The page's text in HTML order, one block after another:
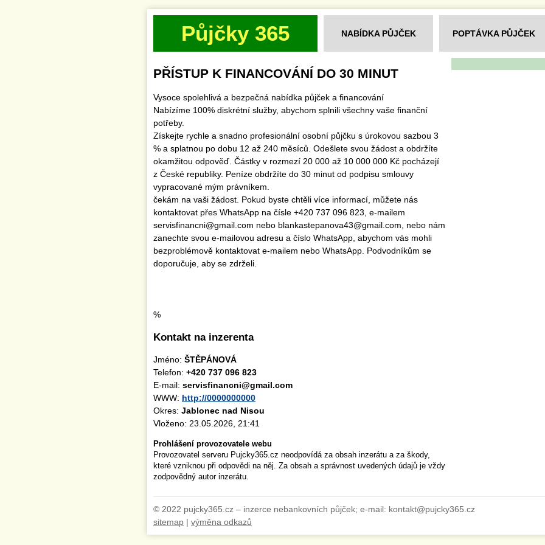
Půjčky 365 NABÍDKA PŮJČEK POPTÁVKA PŮJČEK
PŘÍSTUP K FINANCOVÁNÍ DO 30 MINUT
Vysoce spolehlivá a bezpečná nabídka půjček a financování
Nabízíme 100% diskrétní služby, abychom splnili všechny vaše finanční
potřeby.
Získejte rychle a snadno profesionální osobní půjčku s úrokovou sazbou 3
% a splatnou po dobu 12 až 240 měsíců. Odešlete svou žádost a obdržíte
okamžitou odpověď. Částky v rozmezí 20 000 až 10 000 000 Kč pocházejí
z České republiky. Peníze obdržíte do 30 minut od podpisu smlouvy
vypracované mým právníkem.
čekám na vaši žádost. Pokud byste chtěli více informací, můžete nás
kontaktovat přes WhatsApp na čísle +420 737 096 823, e-mailem
servisfinancni@gmail.com nebo blankastepanova43@gmail.com, nebo nám
zanechte svou e-mailovou adresu a číslo WhatsApp, abychom vás mohli
bezproblémově kontaktovat e-mailem nebo WhatsApp. Podvodníkům se
doporučuje, aby se zdrželi.
%
Kontakt na inzerenta
Jméno: ŠTĚPÁNOVÁ
Telefon: +420 737 096 823
E-mail: servisfinancni@gmail.com
WWW: http://0000000000
Okres: Jablonec nad Nisou
Vloženo: 23.05.2026, 21:41
Prohlášení provozovatele webu
Provozovatel serveru Pujcky365.cz neodpovídá za obsah inzerátu a za škody,
které vzniknou při odpovědi na něj. Za obsah a správnost uvedených údajů je vždy
zodpovědný autor inzerátu.
© 2022 pujcky365.cz – inzerce nebankovních půjček; e-mail: kontakt@pujcky365.cz
sitemap | výměna odkazů